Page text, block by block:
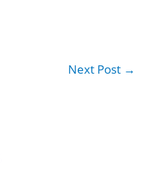
Next Post →